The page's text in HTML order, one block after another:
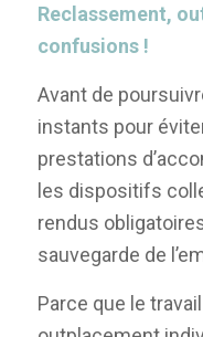
Reclassement,
confusions !
Avant de
instants pour
prestations
les dispositifs
rendus
sauvegarde de
Parce que le